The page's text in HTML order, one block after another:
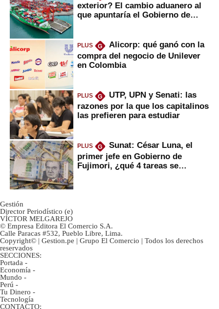
exterior? El cambio aduanero al
que apuntaría el Gobierno de
PLUS G
Alicorp: qué ganó con la
compra del negocio de Unilever
en Colombia
PLUS G
UTP, UPN y Senati: las
razones por la que los capitalinos
las prefieren para estudiar
PLUS G
Sunat: César Luna, el
primer jefe en Gobierno de
Fujimori, ¿qué 4 tareas se
Gestión
Director Periodístico (e)
VÍCTOR MELGAREJO
© Empresa Editora El Comercio S.A.
Calle Paracas #532, Pueblo Libre, Lima.
Copyright© | Gestion.pe | Grupo El Comercio | Todos los derechos
reservados
SECCIONES:
Portada -
Economía -
Mundo -
Perú -
Tu Dinero -
Tecnología
CONTACTO: